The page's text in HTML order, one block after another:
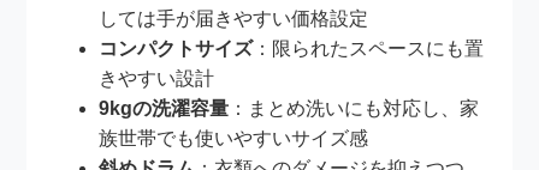
しては手が届きやすい価格設定
コンパクトサイズ：限られたスペースにも置
きやすい設計
9kgの洗濯容量 ：まとめ洗いにも対応し、家
族世帯でも使いやすいサイズ感